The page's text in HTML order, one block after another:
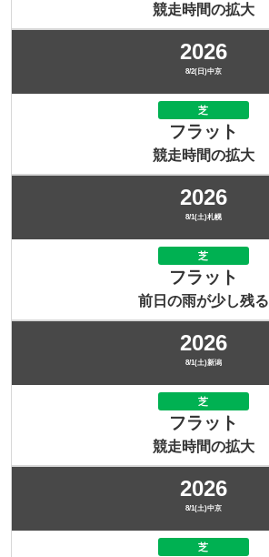
競走時間の拡大
2026
8/2(日)中京
芝
フラット
競走時間の拡大
2026
8/1(土)札幌
芝
フラット
前日の雨が少し残る
2026
8/1(土)新潟
芝
フラット
競走時間の拡大
2026
8/1(土)中京
芝